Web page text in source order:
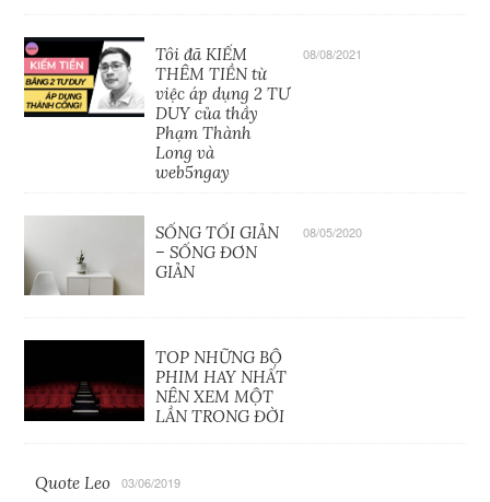
Tôi đã KIẾM
THÊM TIỀN từ
việc áp dụng 2 TƯ
DUY của thầy
Phạm Thành
Long và
web5ngay
08/08/2021
SỐNG TỐI GIẢN
– SỐNG ĐƠN
GIẢN
08/05/2020
TOP NHỮNG BỘ
PHIM HAY NHẤT
NÊN XEM MỘT
LẦN TRONG ĐỜI
Quote Leo 03/06/2019